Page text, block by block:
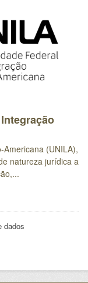
(UNILA),
natureza jurídica a
dados